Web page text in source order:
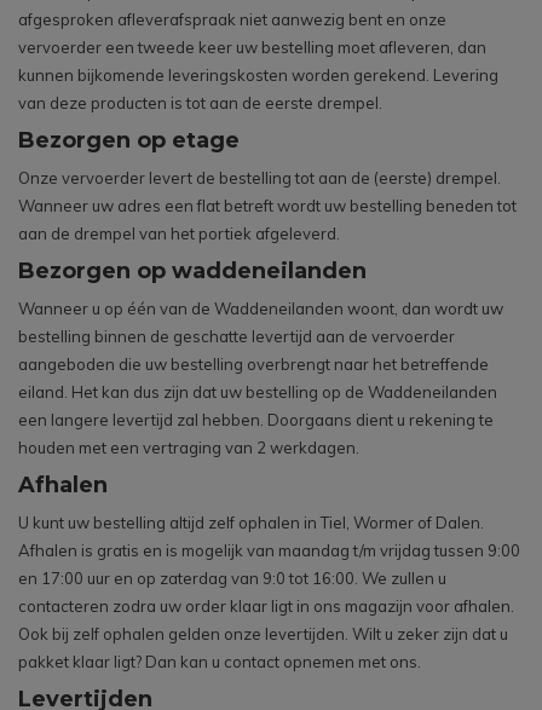
afgesproken afleverafspraak niet aanwezig bent en onze
vervoerder een tweede keer uw bestelling moet afleveren, dan
kunnen bijkomende leveringskosten worden gerekend. Levering
van deze producten is tot aan de eerste drempel.
Bezorgen op etage
Onze vervoerder levert de bestelling tot aan de (eerste) drempel.
Wanneer uw adres een flat betreft wordt uw bestelling beneden tot
aan de drempel van het portiek afgeleverd.
Bezorgen op waddeneilanden
Wanneer u op één van de Waddeneilanden woont, dan wordt uw
bestelling binnen de geschatte levertijd aan de vervoerder
aangeboden die uw bestelling overbrengt naar het betreffende
eiland. Het kan dus zijn dat uw bestelling op de Waddeneilanden
een langere levertijd zal hebben. Doorgaans dient u rekening te
houden met een vertraging van 2 werkdagen.
Afhalen
U kunt uw bestelling altijd zelf ophalen in Tiel, Wormer of Dalen.
Afhalen is gratis en is mogelijk van maandag t/m vrijdag tussen 9:00
en 17:00 uur en op zaterdag van 9:0 tot 16:00. We zullen u
contacteren zodra uw order klaar ligt in ons magazijn voor afhalen.
Ook bij zelf ophalen gelden onze levertijden. Wilt u zeker zijn dat u
pakket klaar ligt? Dan kan u contact opnemen met ons.
Levertijden